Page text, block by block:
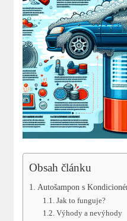
Obsah článku
Autošampon s
Jak to funguje?
Výhody a nevýhody